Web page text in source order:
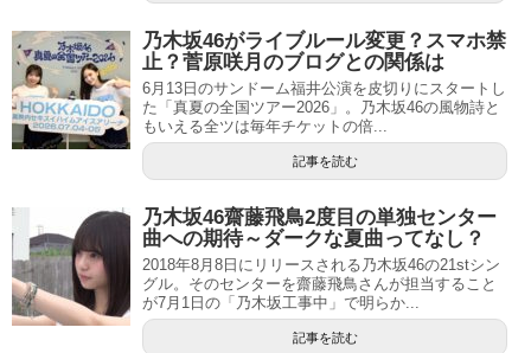
乃木坂46がライブルール変更？スマホ禁
止？菅原咲月のブログとの関係は
6月13日のサンドーム福井公演を皮切りにスタートし
た「真夏の全国ツアー2026」。乃木坂46の風物詩と
もいえる全ツは毎年チケットの倍...
記事を読む
乃木坂46齋藤飛鳥2度目の単独センター
曲への期待～ダークな夏曲ってなし？
2018年8月8日にリリースされる乃木坂46の21stシン
グル。そのセンターを齋藤飛鳥さんが担当すること
が7月1日の「乃木坂工事中」で明らか...
記事を読む